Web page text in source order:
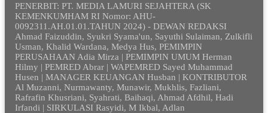
PENERBIT: PT. MEDIA LAMURI SEJAHTERA (SK
KEMENKUMHAM RI Nomor: AHU-
0092311.AH.01.01.TAHUN 2024) - DEWAN REDAKSI
Ahmad Faizuddin, Syukri Syama'un, Sayuthi Sulaiman, Zulkifli
Usman, Khalid Wardana, Medya Hus, PEMIMPIN
PERUSAHAAN Adia Mirza | PEMIMPIN UMUM Herman
Hilmy | PEMRED Abrar | WAPEMRED Sayed Muhammad
Husen | MANAGER KEUANGAN Husban | KONTRIBUTOR
Al Muzanni, Nurmawanty, Munawir, Mukhlis, Fazliani,
Rafrafin Khusriani, Syahrati, Baihaqi, Ahmad Afdhil, Hadi
Irfandi | SIRKULASI Rasyidi, M Ikbal, Adlan